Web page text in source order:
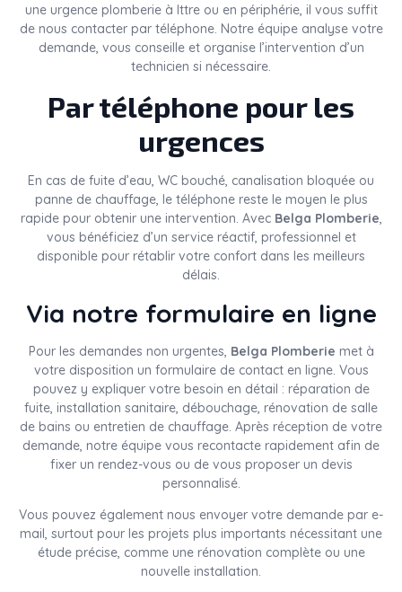
une urgence plomberie à Ittre ou en périphérie, il vous suffit
de nous contacter par téléphone. Notre équipe analyse votre
demande, vous conseille et organise l’intervention d’un
technicien si nécessaire.
Par téléphone pour les
urgences
En cas de fuite d’eau, WC bouché, canalisation bloquée ou
panne de chauffage, le téléphone reste le moyen le plus
rapide pour obtenir une intervention. Avec Belga Plomberie,
vous bénéficiez d’un service réactif, professionnel et
disponible pour rétablir votre confort dans les meilleurs
délais.
Via notre formulaire en ligne
Pour les demandes non urgentes, Belga Plomberie met à
votre disposition un formulaire de contact en ligne. Vous
pouvez y expliquer votre besoin en détail : réparation de
fuite, installation sanitaire, débouchage, rénovation de salle
de bains ou entretien de chauffage. Après réception de votre
demande, notre équipe vous recontacte rapidement afin de
fixer un rendez-vous ou de vous proposer un devis
personnalisé.
Vous pouvez également nous envoyer votre demande par e-
mail, surtout pour les projets plus importants nécessitant une
étude précise, comme une rénovation complète ou une
nouvelle installation.